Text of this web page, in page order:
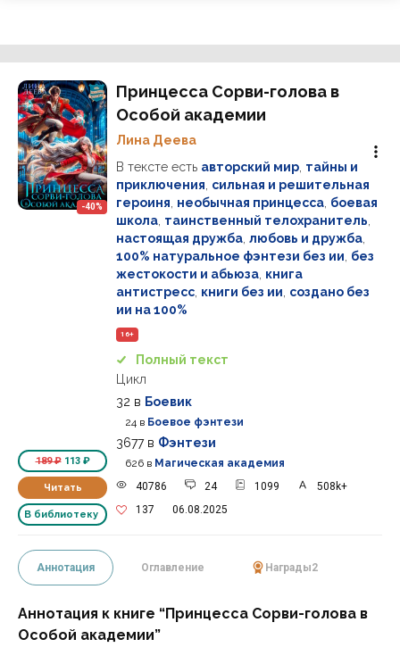
-40%
189 ₽113 ₽
Читать
В библиотеку
Принцесса Сорви-голова в
Особой академии
Лина Деева
В тексте есть авторский мир тайны и
приключения сильная и решительная
героиня необычная принцесса боевая
школа таинственный телохранитель
настоящая дружба любовь и дружба
100% натуральное фэнтези без ии без
жестокости и абьюза книга
антистресс книги без ии создано без
ии на 100%
16+
Полный текст
Цикл
32 в Боевик
24 в Боевое фэнтези
3677 в Фэнтези
626 в Магическая академия
40786
24 1099
508k+
137
06.08.2025
Аннотация Оглавление Награды2
Аннотация к книге “Принцесса Сорви-голова в
Особой академии”